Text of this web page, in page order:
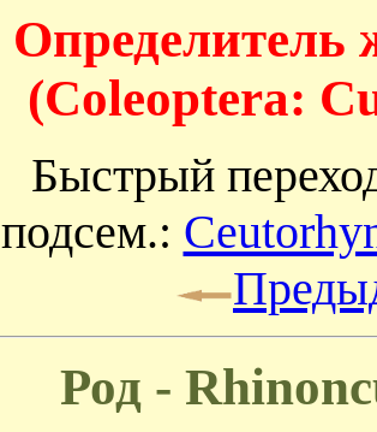
Определитель
(Coleoptera:
Быстрый
подсем.:
Род -